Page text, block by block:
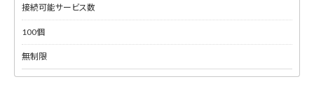
接続可能サービス数
100個
無制限